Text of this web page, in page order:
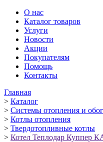
О нас
Каталог товаров
Услуги
Новости
Акции
Покупателям
Помощь
Контакты
Главная
> Каталог
> Системы отопления и
> Котлы отопления
> Твердотопливные котлы
> Котел Теплодар Куппер